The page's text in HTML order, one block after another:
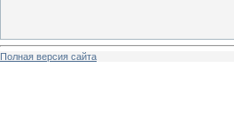
Полная версия сайта